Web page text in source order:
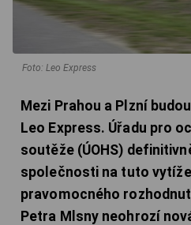
Foto: Leo Express
Mezi Prahou a Plzní
Leo Express. Úřadu pro
soutěže (ÚOHS)
společnosti na tuto
pravomocného
Petra Mlsny neohrozí